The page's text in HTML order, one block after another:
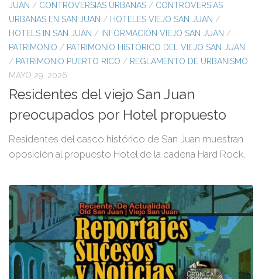
JUAN / CONTROVERSIAS URBANAS / CONTROVERSIAS
URBANAS EN SAN JUAN / HOTELES VIEJO SAN JUAN /
HOTELS IN SAN JUAN / INFORMACIÓN VIEJO SAN JUAN /
PATRIMONIO / PATRIMONIO HISTÓRICO DEL VIEJO SAN JUAN
/ PATRIMONIO PUERTO RICO / REGLAMENTO DE URBANISMO
MAYO 29, 2026
Residentes del viejo San Juan
preocupados por Hotel propuesto
Residentes del casco histórico de San Juan muestran
oposición al propuesto Hotel de la cadena Hard Rock.